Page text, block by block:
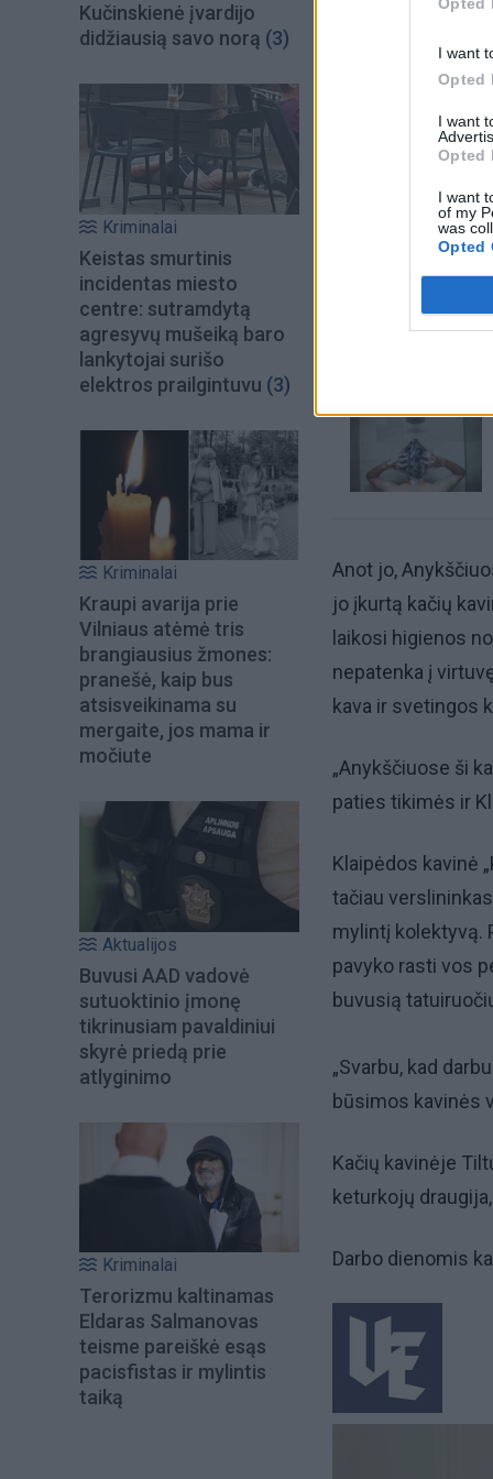
I want
Opted
I want
Opted
I want
of my
was
Opted
Kučinskienė įvardijo
didžiausią savo norą (3)
Kriminalai
Keistas smurtinis
incidentas miesto
centre: sutramdytą
agresyvų mušeiką baro
lankytojai surišo
elektros prailgintuvu (3)
Kriminalai
Kraupi avarija prie
Vilniaus atėmė tris
brangiausius žmones:
pranešė, kaip bus
atsisveikinama su
mergaite, jos mama ir
močiute
Aktualijos
Buvusi AAD vadovė
sutuoktinio įmonę
tikrinusiam pavaldiniui
skyrė priedą prie
atlyginimo
Kriminalai
Terorizmu kaltinamas
Eldaras Salmanovas
teisme pareiškė esąs
pacisfistas ir mylintis
taiką
Šiuo metu
Anot jo,
jo įkurtą kačių
laikosi higienos
nepatenka į
kava ir svetingos
„Anykščiuose ši
paties tikimės ir
Klaipėdos kavinė
tačiau
mylintį kolektyvą.
pavyko rasti vos
buvusią
„Svarbu, kad
būsimos kavinės
Kačių kavinėje
keturkojų
Darbo dienomis